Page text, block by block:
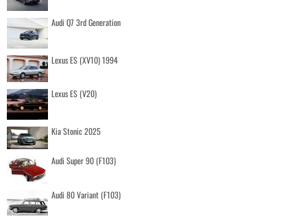
Audi Q7 3rd Generation
Lexus ES (XV10) 1994
Lexus ES (V20)
Kia Stonic 2025
Audi Super 90 (F103)
Audi 80 Variant (F103)